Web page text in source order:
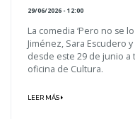
29/06/2026 - 12:00
La comedia ‘Pero no se
Jiménez, Sara Escudero
desde este 29 de junio a
oficina de Cultura.
LEER MÁS